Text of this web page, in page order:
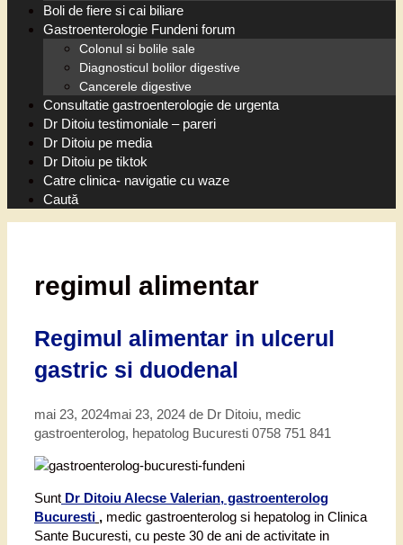
Boli de fiere si cai biliare
Gastroenterologie Fundeni forum
Colonul si bolile sale
Diagnosticul bolilor digestive
Cancerele digestive
Consultatie gastroenterologie de urgenta
Dr Ditoiu testimoniale – pareri
Dr Ditoiu pe media
Dr Ditoiu pe tiktok
Catre clinica- navigatie cu waze
Caută
regimul alimentar
Regimul alimentar in ulcerul
gastric si duodenal
mai 23, 2024mai 23, 2024 de Dr Ditoiu, medic
gastroenterolog, hepatolog Bucuresti 0758 751 841
Sunt Dr Ditoiu Alecse Valerian, gastroenterolog
Bucuresti , medic gastroenterolog si hepatolog in Clinica
Sante Bucuresti, cu peste 30 de ani de activitate in